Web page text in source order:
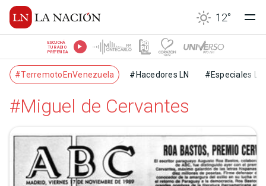
12°
ESCUCHÁ
TU RADIO
PREFERIDA
#TerremotoEnVenezuela #Hacedores LN #Especiales LN
#Miguel de Cervantes